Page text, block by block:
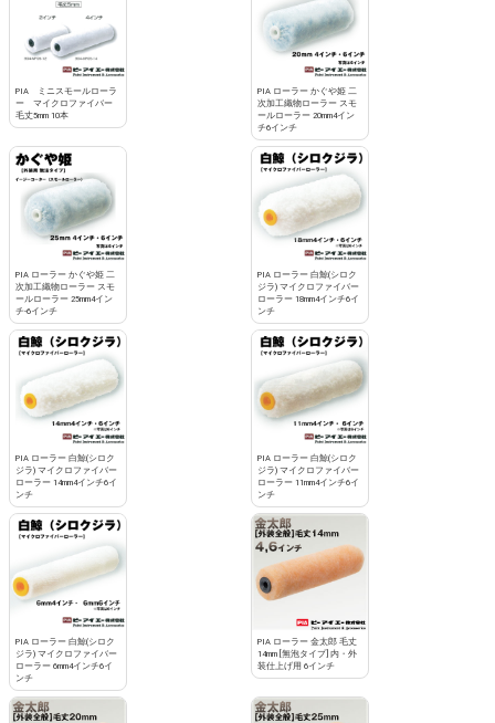
PIA ミニスモールローラ
ー マイクロファイバー
毛丈5mm 10本
PIA ローラー かぐや姫 二
次加工織物ローラー スモ
ールローラー 20mm4イン
チ6インチ
PIA ローラー かぐや姫 二
次加工織物ローラー スモ
ールローラー 25mm4イン
チ-6インチ
PIA ローラー 白鯨(シロク
ジラ) マイクロファイバー
ローラー 18mm4インチ6イ
ンチ
PIA ローラー 白鯨(シロク
ジラ) マイクロファイバー
ローラー 14mm4インチ6イ
ンチ
PIA ローラー 白鯨(シロク
ジラ) マイクロファイバー
ローラー 11mm4インチ6イ
ンチ
PIA ローラー 白鯨(シロク
ジラ) マイクロファイバー
ローラー 6mm4インチ6イ
ンチ
PIA ローラー 金太郎 毛丈
14mm [無泡タイプ] 内・外
装仕上げ用 6インチ